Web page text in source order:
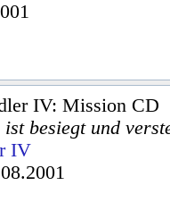
IV: Mission CD
besiegt und
IV